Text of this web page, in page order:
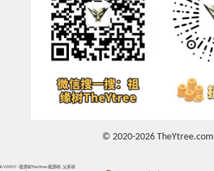
© 2020-2026 TheYtree.com
R-Y29917 - 祖源树TheYtree 祖源树, 父系树